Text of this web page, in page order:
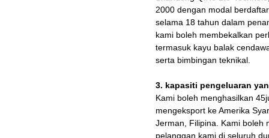
2000 dengan modal
selama 18 tahun dalam
kami boleh membekalkan
termasuk kayu balak
serta bimbingan teknikal.
3. kapasiti pengeluaran
Kami boleh menghasilkan
mengeksport ke Amerika
Jerman, Filipina. Kami boleh
pelanggan kami di seluruh